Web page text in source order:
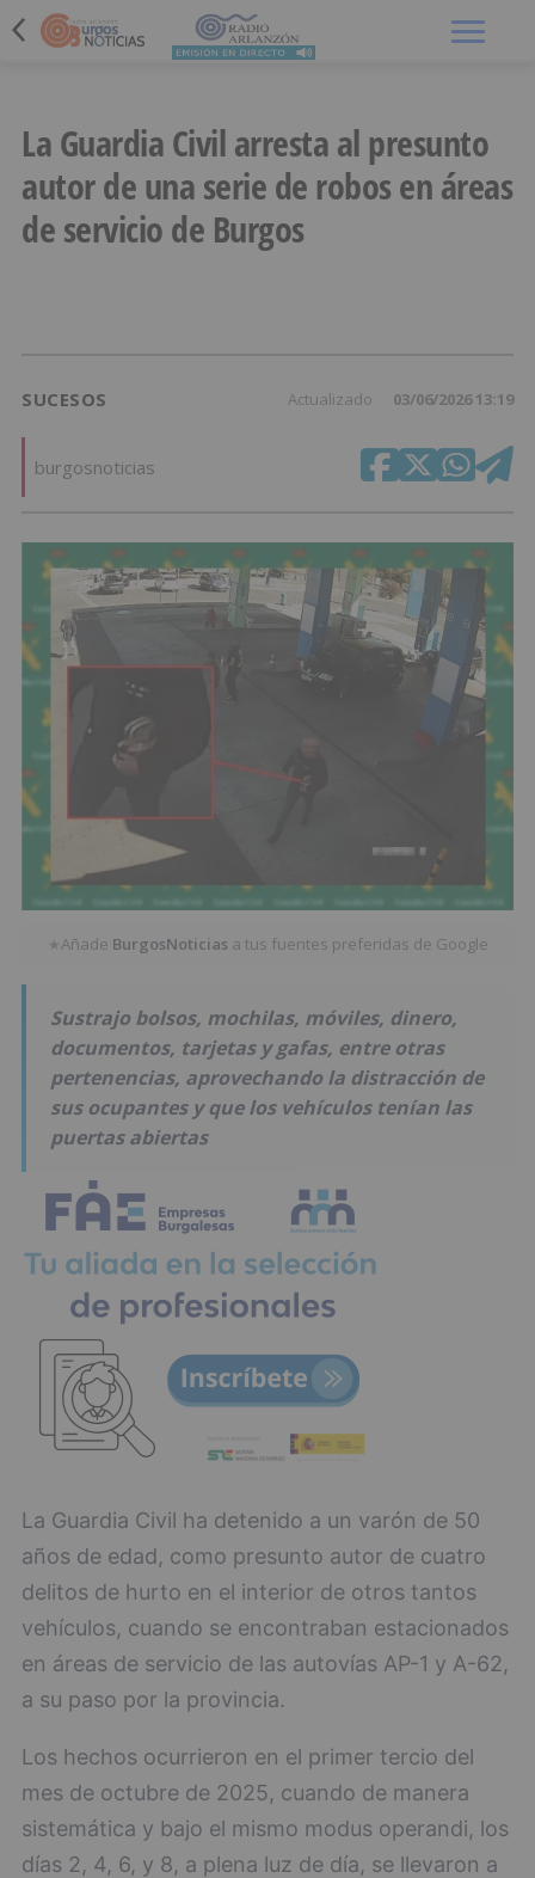
La Guardia Civil arresta al presunto
autor de una serie de robos en áreas
de servicio de Burgos
SUCESOS Actualizado 03/06/2026 13:19
burgosnoticias
★Añade BurgosNoticias a tus fuentes preferidas de Google
Sustrajo bolsos, mochilas, móviles, dinero,
documentos, tarjetas y gafas, entre otras
pertenencias, aprovechando la distracción de
sus ocupantes y que los vehículos tenían las
puertas abiertas
La Guardia Civil ha detenido a un varón de 50
años de edad, como presunto autor de cuatro
delitos de hurto en el interior de otros tantos
vehículos, cuando se encontraban estacionados
en áreas de servicio de las autovías AP-1 y A-62,
a su paso por la provincia.
Los hechos ocurrieron en el primer tercio del
mes de octubre de 2025, cuando de manera
sistemática y bajo el mismo modus operandi, los
días 2, 4, 6, y 8, a plena luz de día, se llevaron a